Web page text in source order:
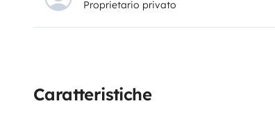
Proprietario privato
Caratteristiche